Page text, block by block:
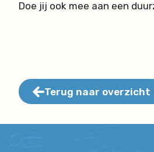
Doe jij ook mee aan een
Terug naar overzicht